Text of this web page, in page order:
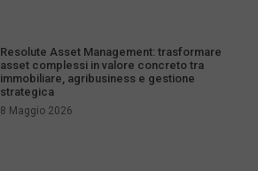
Resolute Asset Management: trasformare
asset complessi in valore concreto tra
immobiliare, agribusiness e gestione
strategica
8 Maggio 2026